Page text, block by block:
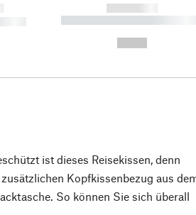
------------
----------- ----------- ----------
ist dieses Reisekissen, denn
Kopfkissenbezug aus
So können Sie sich überall